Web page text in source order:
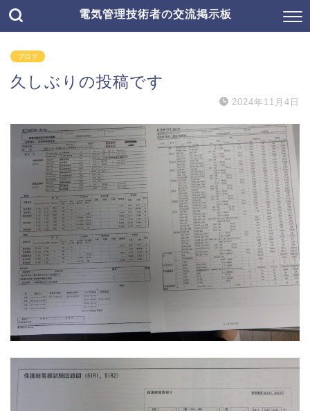
電気管理技術者の交流掲示板
ブログ
久しぶりの投稿です
2024年11月4日